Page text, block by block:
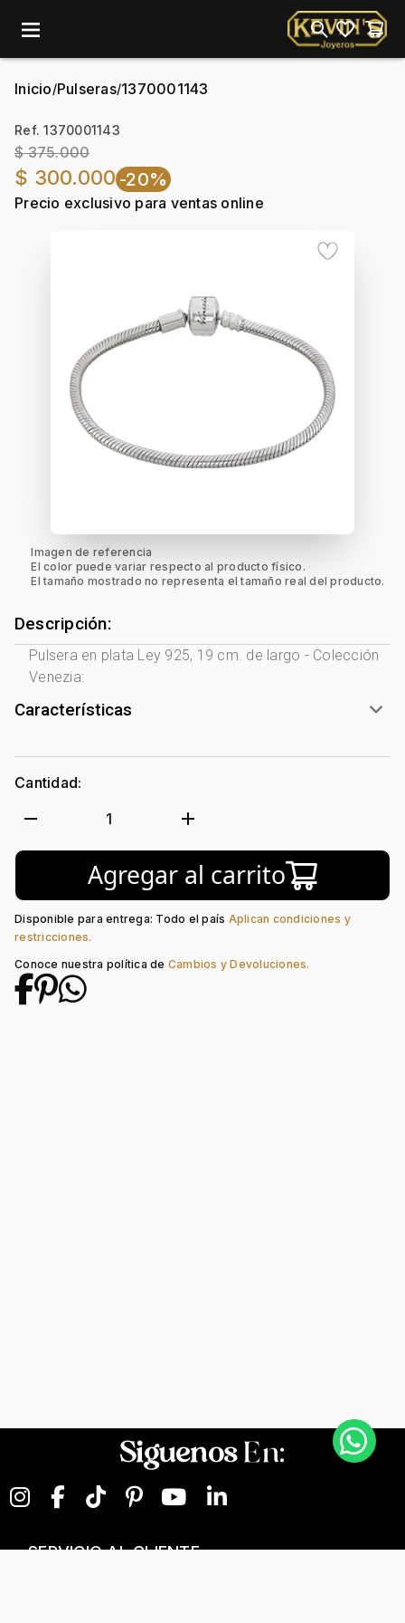
menu
Inicio/Pulseras/1370001143
Ref. 1370001143
$ 375.000
$ 300.000-20%
Precio exclusivo para ventas online
Imagen de referencia
El color puede variar respecto al producto físico.
El tamaño mostrado no representa el tamaño real del producto.
Descripción:
Pulsera en plata Ley 925, 19 cm. de largo - Colección
Venezia:
Características
Género: Mujer
Tono Metal:
Metal: Plata Ley 925
Llanta
Longitud: 19
Tipo de terminado:
Liso
Tipo de Broche:
Broche Venezia
Cantidad:
remove 1 add
Agregar al carrito
Disponible para entrega: Todo el país Aplican condiciones y
restricciones.
Conoce nuestra política de Cambios y Devoluciones.
SiguenosEn:
SERVICIO AL CLIENTE